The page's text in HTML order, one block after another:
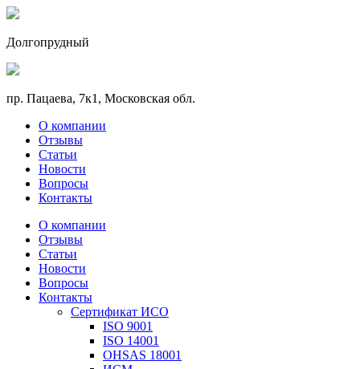
Долгопрудный
пр. Пацаева, 7к1, Московская обл.
О компании
Отзывы
Статьи
Новости
Вопросы
Контакты
О компании
Отзывы
Статьи
Новости
Вопросы
Контакты
Сертификат ИСО
ISO 9001
ISO 14001
OHSAS 18001